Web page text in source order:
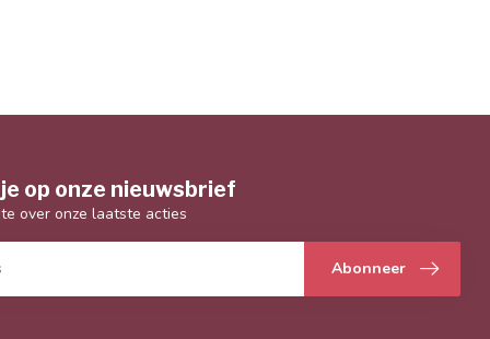
op onze nieuwsbrief
over onze laatste acties
Abonneer